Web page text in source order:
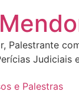
Palestrante
e Palestras